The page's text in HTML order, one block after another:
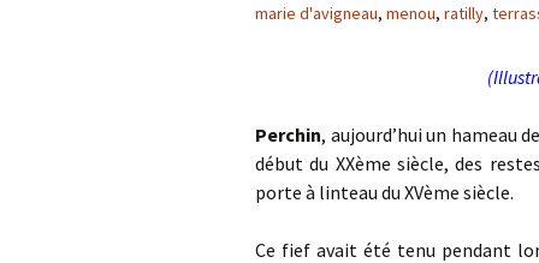
marie d'avigneau, menou, ratilly,
Perchin, aujourd’hui un hameau
début du XXème siècle, des
porte à linteau du XVème siècle.
Ce fief avait été tenu pendant